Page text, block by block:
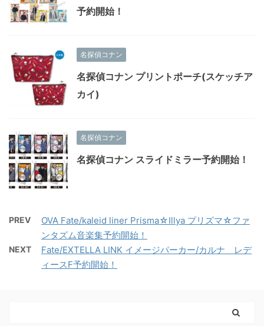
予約開始！
名探偵コナン
名探偵コナン プリントポーチ(スケッチア
カイ)
名探偵コナン
名探偵コナン スライドミラー予約開始！
PREV
OVA Fate/kaleid liner Prisma☆Illya プリズマ☆ファ
ンタズム音楽集予約開始！
NEXT
Fate/EXTELLA LINK イメージパーカー/カルナ レデ
ィースF予約開始！